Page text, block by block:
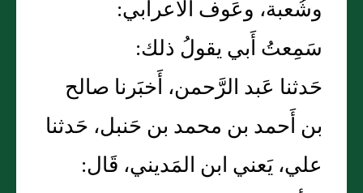
وشُعبة، وعَوف الأعرابي:
سَمِعتُ أَبي يقولُ ذلك:
حَدثنا عَبد الرَّحمن، أَخبَرنا صالح
بن أَحمد بن محمد بن حَنبل، حَدثنا
علي، يَعني ابن المَديني، قَال: